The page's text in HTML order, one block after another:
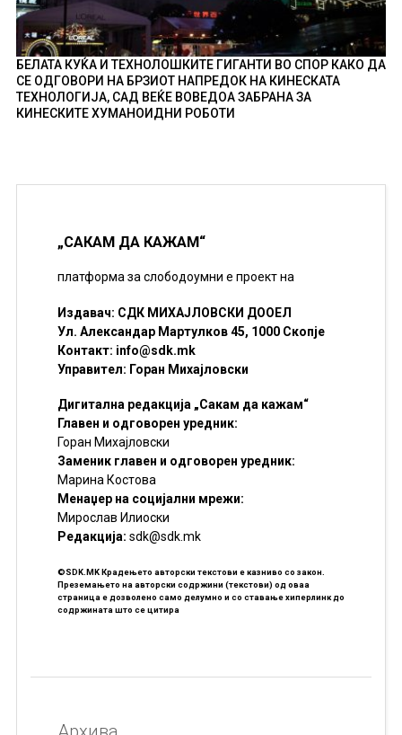
БЕЛАТА КУЌА И ТЕХНОЛОШКИТЕ ГИГАНТИ ВО СПОР КАКО ДА
СЕ ОДГОВОРИ НА БРЗИОТ НАПРЕДОК НА КИНЕСКАТА
ТЕХНОЛОГИЈА, САД ВЕЌЕ ВОВЕДОА ЗАБРАНА ЗА
КИНЕСКИТЕ ХУМАНОИДНИ РОБОТИ
„САКАМ ДА КАЖАМ“
платформа за слободоумни е проект на
Издавач: СДК МИХАЈЛОВСКИ ДООЕЛ
Ул. Александар Мартулков 45, 1000 Скопје
Контакт: info@sdk.mk
Управител: Горан Михајловски
Дигитална редакција „Сакам да кажам“
Главен и одговорен уредник:
Горан Михајловски
Заменик главен и одговорен уредник:
Марина Костова
Менаџер на социјални мрежи:
Мирослав Илиоски
Редакцијa: sdk@sdk.mk
©SDK.MK Крадењето авторски текстови е казниво со закон.
Преземањето на авторски содржини (текстови) од оваа
страница е дозволено само делумно и со ставање хиперлинк до
содржината што се цитира